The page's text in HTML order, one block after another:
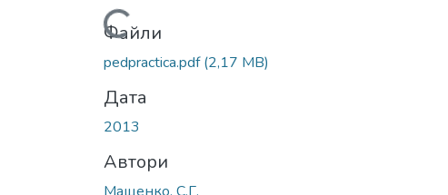
Вантажиться...
Файли
pedpractica.pdf(2,17 MB)
Дата
2013
Автори